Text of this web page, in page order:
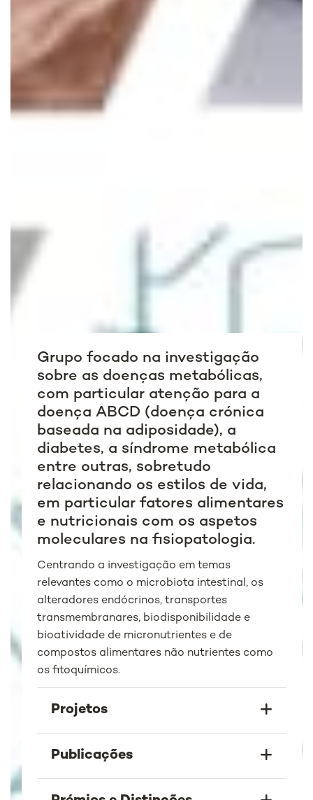
Grupo focado na investigação
sobre as doenças metabólicas,
com particular atenção para a
doença ABCD (doença crónica
baseada na adiposidade), a
diabetes, a síndrome metabólica
entre outras, sobretudo
relacionando os estilos de vida,
em particular fatores alimentares
e nutricionais com os aspetos
moleculares na fisiopatologia.
Centrando a investigação em temas
relevantes como o microbiota intestinal, os
alteradores endócrinos, transportes
transmembranares, biodisponibilidade e
bioatividade de micronutrientes e de
compostos alimentares não nutrientes como
os fitoquímicos.
Projetos
Publicações